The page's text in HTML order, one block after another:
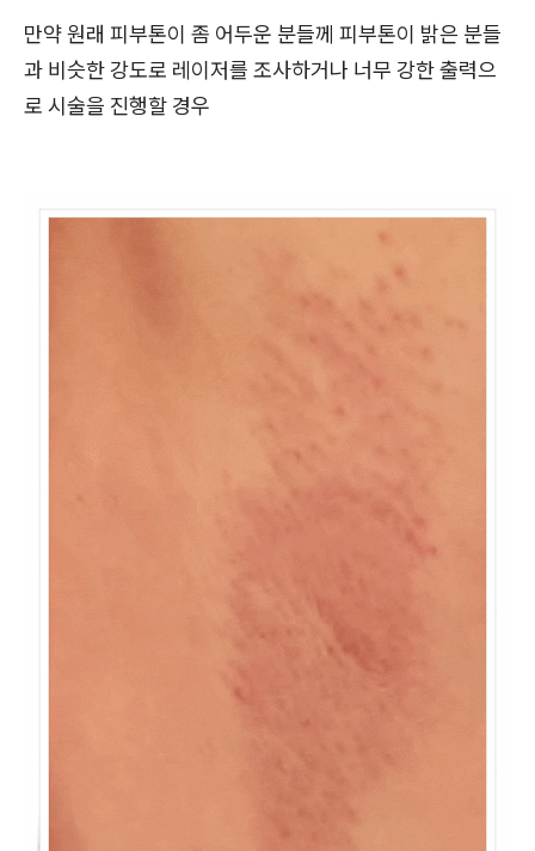
만약 원래 피부톤이 좀 어두운 분들께 피부톤이 밝은 분들
과 비슷한 강도로 레이저를 조사하거나 너무 강한 출력으
로 시술을 진행할 경우